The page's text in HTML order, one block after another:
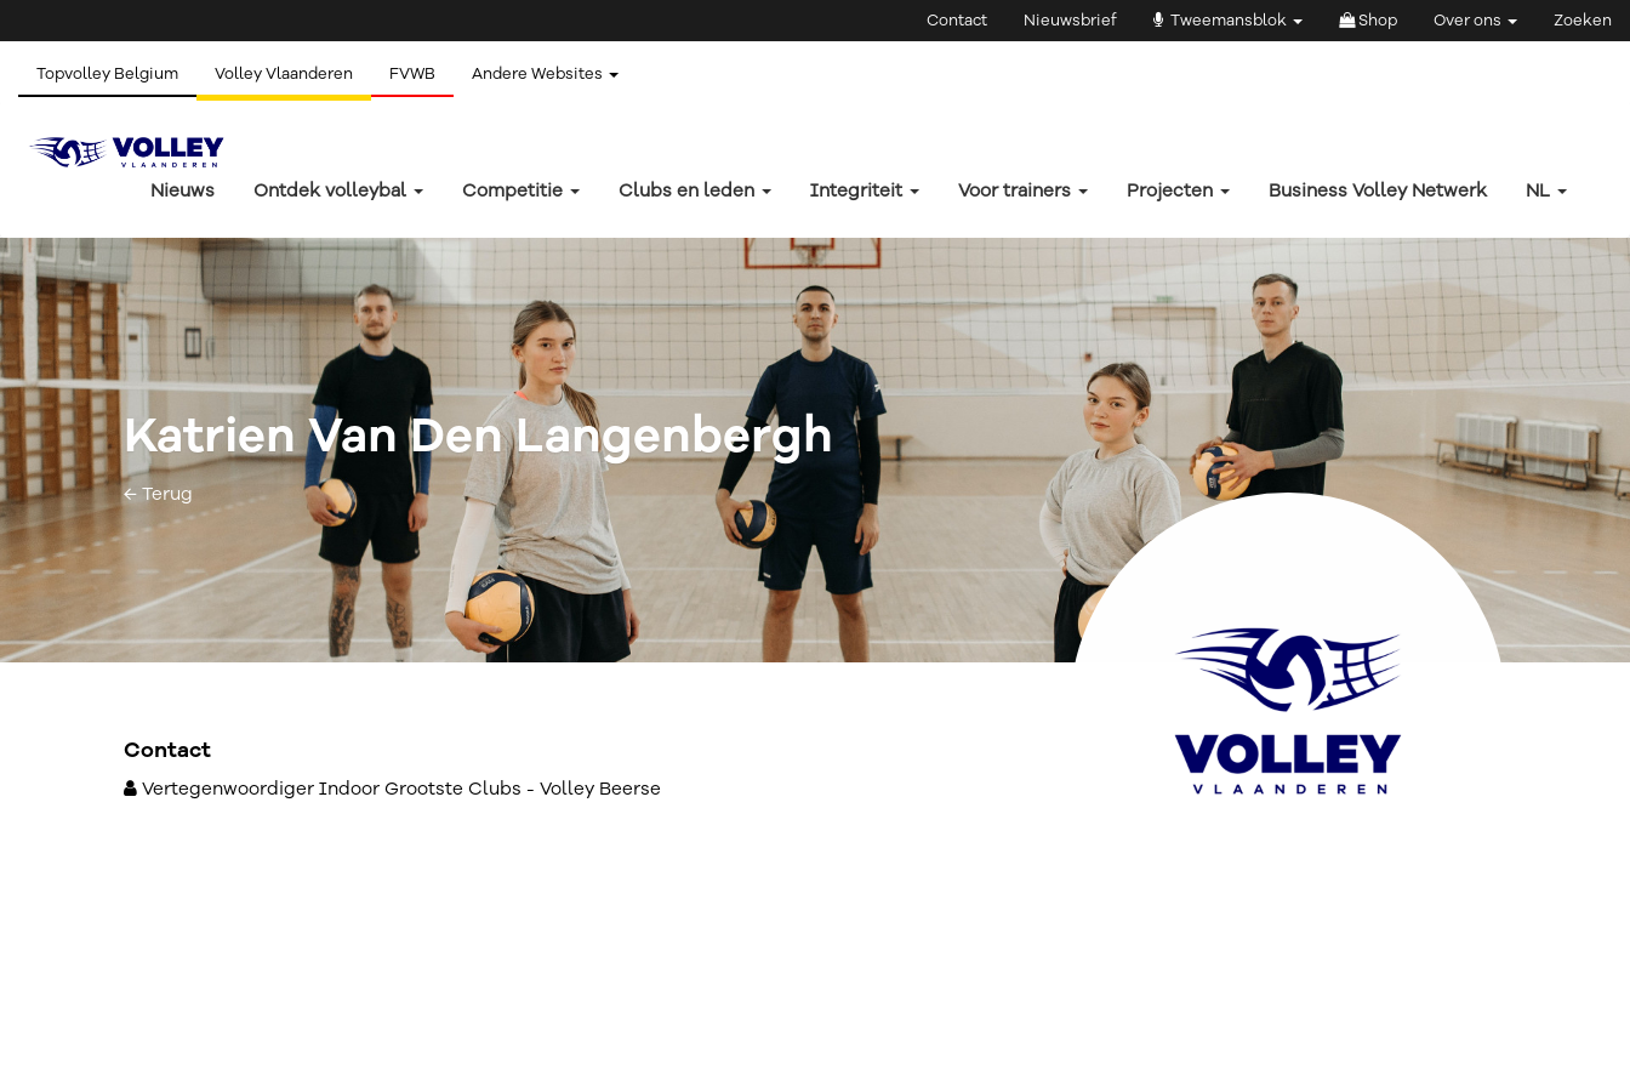
Contact Nieuwsbrief Tweemansblok Shop Over ons Zoeken
Topvolley Belgium Volley Vlaanderen FVWB Andere Websites
Nieuws Ontdek volleybal Competitie Clubs en leden Integriteit Voor trainers Projecten Business Volley Netwerk NL
Katrien Van Den Langenbergh
← Terug
Contact
Vertegenwoordiger Indoor Grootste Clubs - Volley Beerse